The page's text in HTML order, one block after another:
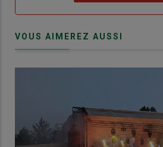
VOUS AIMEREZ AUSSI